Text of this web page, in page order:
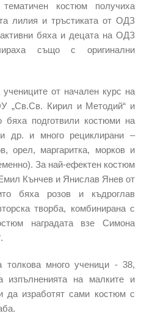
костюм получиха
лилия и тръстиката от ОДЗ
бяха и децата на ОДЗ
също с оригинални
от начален курс на
„Св.Св. Кирил и Методий“ и
бяха подготвили костюми на
др. и много рециклирани –
орел, маргаритка, морков и
За най-ефектен костюм
Кънчев и Янислав Янев от
бяха розов и къдроглав
творба, комбинирана с
наградата взе Симона
толкова много ученици - 38,
изпълненията на малките и
да изработят сами костюм с